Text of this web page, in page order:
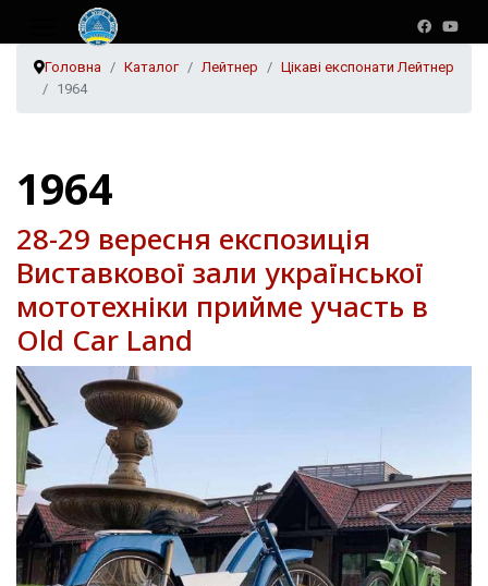
Головна Каталог Лейтнер
Цікаві експонати Лейтнер
1964
1964
28-29 вересня експозиція
Виставкової зали української
мототехніки прийме участь в
Old Car Land